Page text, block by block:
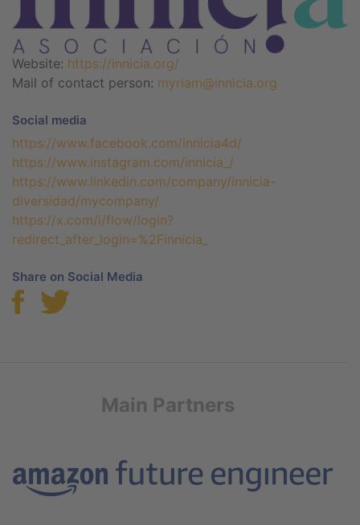
Website: https://innicia.org/
Mail of contact person: myriam@innicia.org
Social media
https://www.facebook.com/innicia4d/
https://www.instagram.com/innicia_/
https://www.linkedin.com/company/innicia-
diversidad/mycompany/
https://x.com/i/flow/login?
redirect_after_login=%2Finnicia_
Share on Social Media
Main Partners